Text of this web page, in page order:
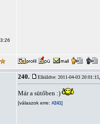
240. Elküldve: 2011-04-03 20:01:15,
Már a sütőben :)
[válaszok erre: #241]